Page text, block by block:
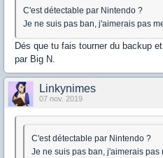
C'est détectable par Nintendo ?
Je ne suis pas ban, j'aimerais pas
Dés que tu fais tourner du backup
par Big N.
Linkynimes
07 nov. 2019
C'est détectable par Nintendo ?
Je ne suis pas ban, j'aimerais pas